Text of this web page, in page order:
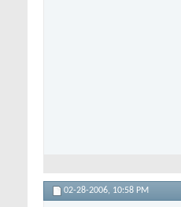
02-28-2006, 10:58 PM